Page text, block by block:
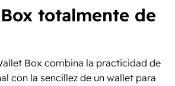
totalmente de
Box combina la practicidad de
con la sencillez de un wallet para